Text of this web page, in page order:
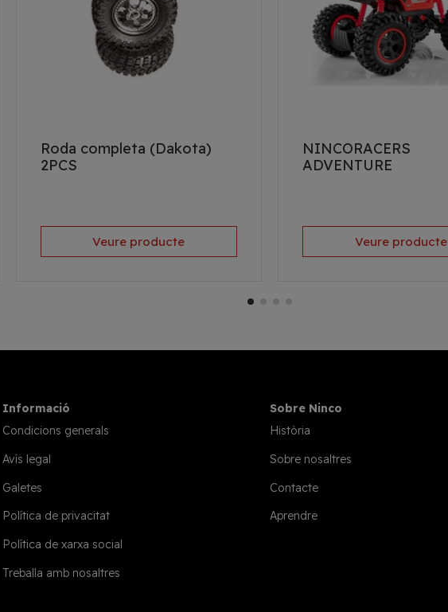
Roda completa (Dakota)
2PCS
Veure producte
NINCORACERS
ADVENTURE
Veure producte
Informació
Condicions generals
Avís legal
Galetes
Política de privacitat
Política de xarxa social
Treballa amb nosaltres
Sobre Ninco
Història
Sobre nosaltres
Contacte
Aprendre